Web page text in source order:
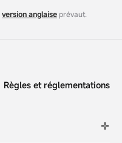
version anglaise prévaut.
Règles et réglementations